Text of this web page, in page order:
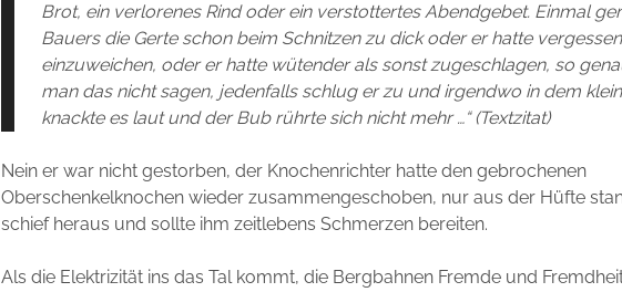
Brot, ein verlorenes Rind oder ein verstottertes Abendgebet. Einmal
Bauers die Gerte schon beim Schnitzen zu dick oder er hatte
einzuweichen, oder er hatte wütender als sonst zugeschlagen, so
man das nicht sagen, jedenfalls schlug er zu und irgendwo in dem
knackte es laut und der Bub rührte sich nicht mehr …“ (Textzitat)
Nein er war nicht gestorben, der Knochenrichter hatte den gebrochenen
Oberschenkelknochen wieder zusammengeschoben, nur aus der Hüfte
schief heraus und sollte ihm zeitlebens Schmerzen bereiten.
Als die Elektrizität ins das Tal kommt, die Bergbahnen Fremde und